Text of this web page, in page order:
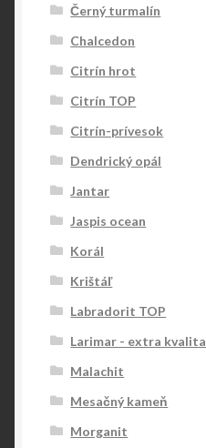
Černý turmalín
Chalcedon
Citrín hrot
Citrín TOP
Citrín-prívesok
Dendrický opál
Jantar
Jaspis ocean
Korál
Krištáľ
Labradorit TOP
Larimar - extra kvalita
Malachit
Mesačný kameň
Morganit